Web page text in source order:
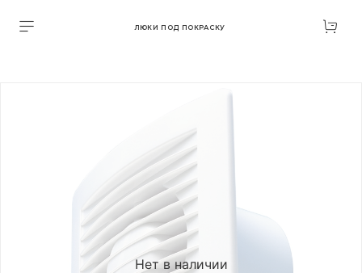
ЛЮКИ ПОД ПОКРАСКУ
Нет в наличии